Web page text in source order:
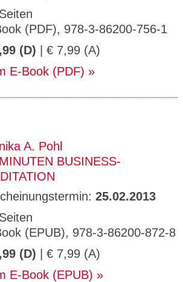
(PDF), 978-3-86200-756-1
(D) | € 7,99 (A)
E-Book (PDF)
A. Pohl
BUSINESS-
25.02.2013
(EPUB), 978-3-86200-872-8
(D) | € 7,99 (A)
E-Book (EPUB)